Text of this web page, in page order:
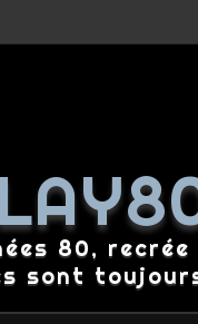
80,
sont